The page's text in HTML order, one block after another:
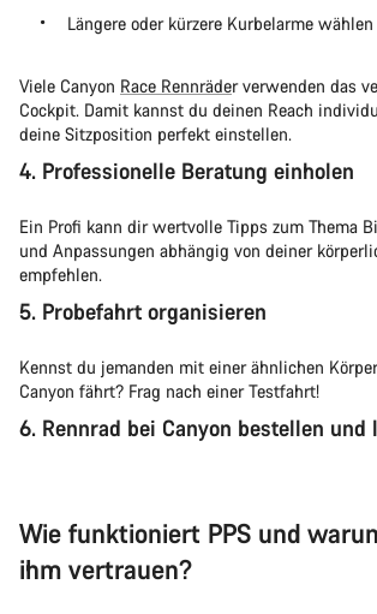
Längere oder kürzere Kurbelarme wählen
Viele Canyon Race Rennräder verwenden das
Cockpit. Damit kannst du deinen Reach
deine Sitzposition perfekt einstellen.
4. Professionelle Beratung einholen
Ein Profi kann dir wertvolle Tipps zum Thema
und Anpassungen abhängig von deiner
empfehlen.
5. Probefahrt organisieren
Kennst du jemanden mit einer ähnlichen
Canyon fährt? Frag nach einer Testfahrt!
6. Rennrad bei Canyon bestellen und
Wie funktioniert PPS und
ihm vertrauen?